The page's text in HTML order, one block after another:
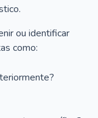
ou identificar
como: